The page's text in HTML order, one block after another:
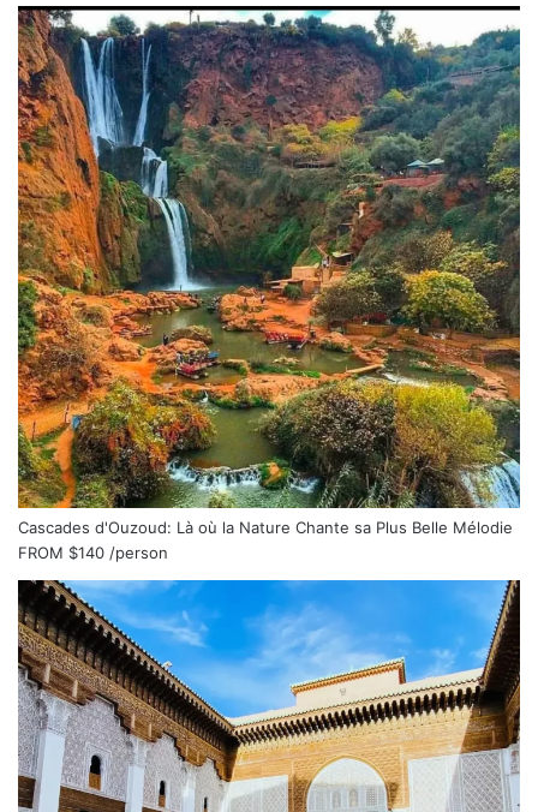
Cascades d'Ouzoud: Là où la Nature Chante sa Plus Belle Mélodie
FROM $140 /person